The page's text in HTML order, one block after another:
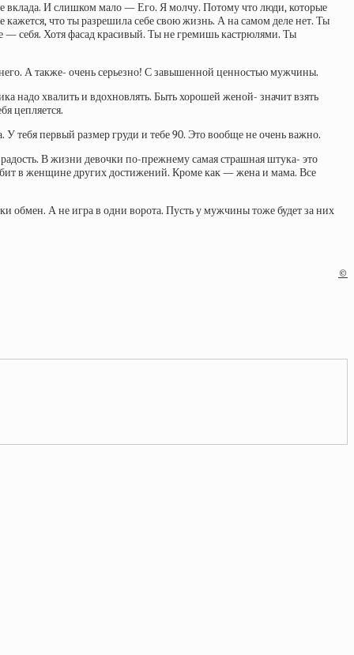
вклада. И слишком мало — Его. Я молчу. Потому что люди, которые
кажется, что ты разрешила себе свою жизнь. А на самом деле нет. Ты
— себя. Хотя фасад красивый. Ты не гремишь кастрюлями. Ты
А также- очень серьезно! С завышенной ценностью мужчины.
хвалить и вдохновлять. Быть хорошей женой- значит взять
цепляется.
тебя первый размер груди и тебе 90. Это вообще не очень важно.
В жизни девочки по-прежнему самая страшная штука- это
в женщине других достижений. Кроме как — жена и мама. Все
обмен. А не игра в одни ворота. Пусть у мужчины тоже будет за них
©